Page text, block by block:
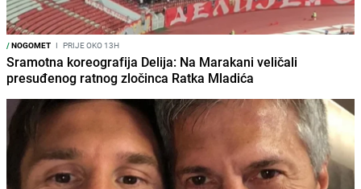
/NOGOMET I PRIJE OKO 13H
Sramotna koreografija Delija: Na Marakani veličali
presuđenog ratnog zločinca Ratka Mladića